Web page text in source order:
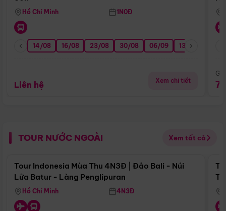
Hồ Chí Minh 1N0Đ
14/08 16/08 23/08 30/08 06/09 13/09
Liên hệ Xem chi tiết
TOUR NƯỚC NGOÀI Xem tất cả
Điểm nổi bật
Tour Indonesia Mùa Thu 4N3Đ | Đảo Bali - Núi
Lửa Batur - Làng Penglipuran
Hồ Chí Minh 4N3Đ